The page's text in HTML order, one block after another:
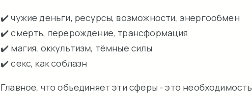
✔️ чужие деньги, ресурсы, возможности, энергообмен
✔️ смерть, перерождение, трансформация
✔️ магия, оккультизм, тёмные силы
✔️ секс, как соблазн
Главное, что объединяет эти сферы - это необходимость